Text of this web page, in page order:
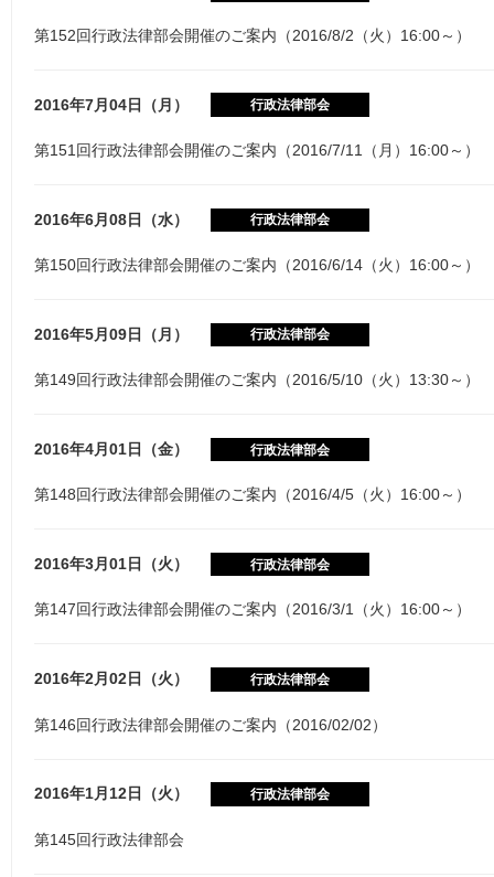
第152回行政法律部会開催のご案内（2016/8/2（火）16:00～）
2016年7月04日（月） 行政法律部会
第151回行政法律部会開催のご案内（2016/7/11（月）16:00～）
2016年6月08日（水） 行政法律部会
第150回行政法律部会開催のご案内（2016/6/14（火）16:00～）
2016年5月09日（月） 行政法律部会
第149回行政法律部会開催のご案内（2016/5/10（火）13:30～）
2016年4月01日（金） 行政法律部会
第148回行政法律部会開催のご案内（2016/4/5（火）16:00～）
2016年3月01日（火） 行政法律部会
第147回行政法律部会開催のご案内（2016/3/1（火）16:00～）
2016年2月02日（火） 行政法律部会
第146回行政法律部会開催のご案内（2016/02/02）
2016年1月12日（火） 行政法律部会
第145回行政法律部会